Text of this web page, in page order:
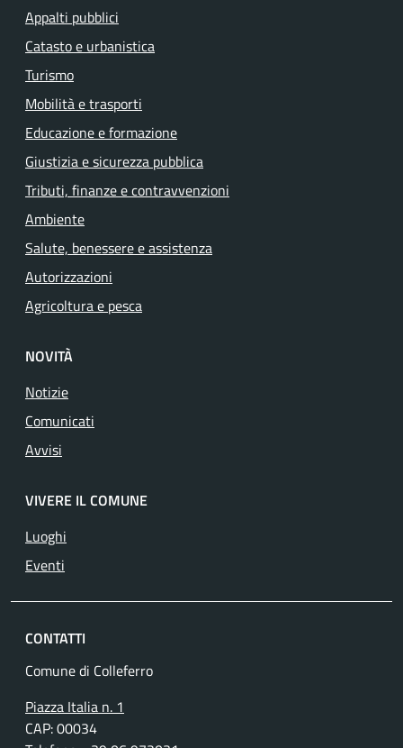
Appalti pubblici
Catasto e urbanistica
Turismo
Mobilità e trasporti
Educazione e formazione
Giustizia e sicurezza pubblica
Tributi, finanze e contravvenzioni
Ambiente
Salute, benessere e assistenza
Autorizzazioni
Agricoltura e pesca
NOVITÀ
Notizie
Comunicati
Avvisi
VIVERE IL COMUNE
Luoghi
Eventi
CONTATTI
Comune di Colleferro
Piazza Italia n. 1
CAP: 00034